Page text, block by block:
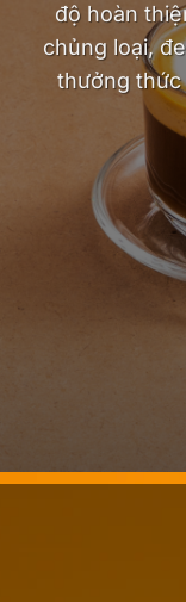
độ hoàn
chủng loại,
thưởng thức